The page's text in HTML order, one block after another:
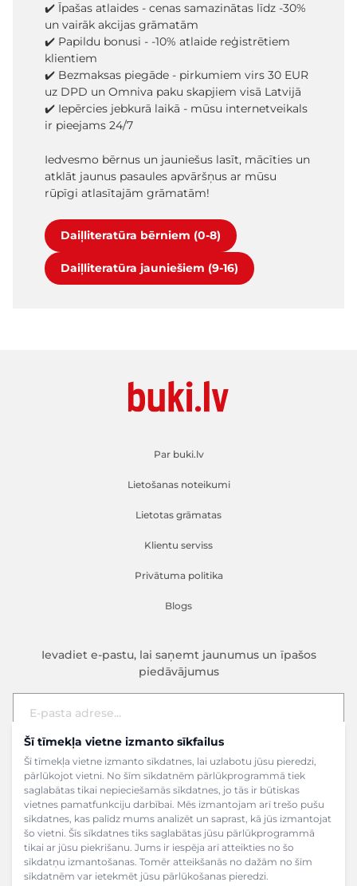
Šī tīmekļa vietne izmanto sīkfailus
Šī tīmekļa vietne izmanto sīkdatnes, lai uzlabotu jūsu pieredzi,
pārlūkojot vietni. No šīm sīkdatnēm pārlūkprogrammā tiek
saglabātas tikai nepieciešamās sīkdatnes, jo tās ir būtiskas
vietnes pamatfunkciju darbībai. Mēs izmantojam arī trešo pušu
sīkdatnes, kas palīdz mums analizēt un saprast, kā jūs izmantojat
šo vietni. Šīs sīkdatnes tiks saglabātas jūsu pārlūkprogrammā
tikai ar jūsu piekrišanu. Jums ir iespēja arī atteikties no šo
sīkdatņu izmantošanas. Tomēr atteikšanās no dažām no šīm
sīkdatnēm var ietekmēt jūsu pārlūkošanas pieredzi.
✔️ Īpašas atlaides - cenas samazinātas līdz -30%
un vairāk akcijas grāmatām
✔️ Papildu bonusi - -10% atlaide reģistrētiem
klientiem
✔️ Bezmaksas piegāde - pirkumiem virs 30 EUR
uz DPD un Omniva paku skapjiem visā Latvijā
✔️ Iepērcies jebkurā laikā - mūsu internetveikals
ir pieejams 24/7
Iedvesmo bērnus un jauniešus lasīt, mācīties un
atklāt jaunus pasaules apvāršņus ar mūsu
rūpīgi atlasītajām grāmatām!
Daiļliteratūra bērniem (0-8)
Daiļliteratūra jauniešiem (9-16)
Par buki.lv
Lietošanas noteikumi
Lietotas grāmatas
Klientu serviss
Privātuma politika
Blogs
Ievadiet e-pastu, lai saņemt jaunumus un īpašos
piedāvājumus
E-pasta adrese
Pieteikties